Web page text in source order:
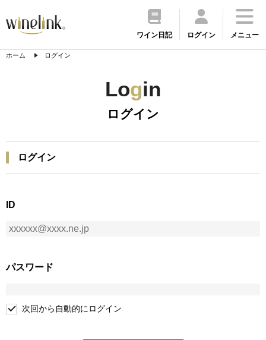
ワイン日記 ログイン メニュー
ホーム ログイン
Login
ログイン
ログイン
ID
パスワード
次回から自動的にログイン